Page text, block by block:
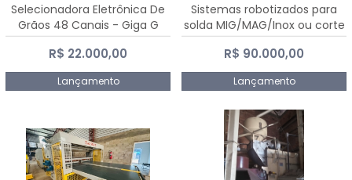
Selecionadora Eletrônica De
Grãos 48 Canais - Giga G
10000
R$ 22.000,00
Lançamento
Sistemas robotizados para
solda MIG/MAG/Inox ou corte
plasma
R$ 90.000,00
Lançamento